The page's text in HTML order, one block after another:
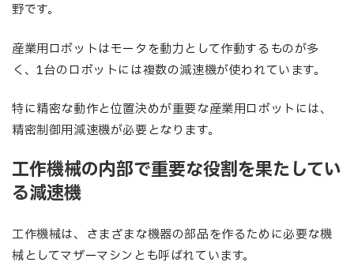
野です。
産業用ロボットはモータを動力として作動するものが多
く、1台のロボットには複数の減速機が使われています。
特に精密な動作と位置決めが重要な産業用ロボットには、
精密制御用減速機が必要となります。
工作機械の内部で重要な役割を果たしてい
る減速機
工作機械は、さまざまな機器の部品を作るために必要な機
械としてマザーマシンとも呼ばれています。